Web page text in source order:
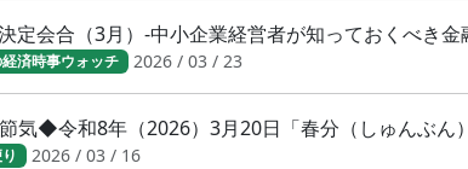
定会合（3月）-中小企業経営者が知っておくべき金
済時事ウォッチ 2026 / 03 / 23
気◆令和8年（2026）3月20日「春分（しゅんぶん
2026 / 03 / 16